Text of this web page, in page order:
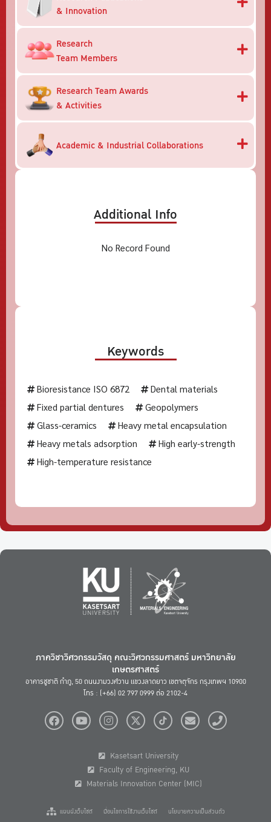
& Innovation
Research
Team Members
Research Team Awards
& Activities
Academic & Industrial Collaborations
Additional Info
No Record Found
Keywords
Bioresistance ISO 6872
Dental materials
Fixed partial dentures
Geopolymers
Glass-ceramics
Heavy metal encapsulation
Heavy metals adsorption
High early-strength
High-temperature resistance
ภาควิชาวิศวกรรมวัสดุ คณะวิศวกรรมศาสตร์ มหาวิทยาลัย
เกษตรศาสตร์
อาคารชูชาติ กำภู, 50 ถนนงามวงศ์วาน แขวงลาดยาว เขตจตุจักร กรุงเทพฯ 10900
โทร : (+66) 02 797 0999 ต่อ 2102-4
Kasetsart University
Faculty of Engineering, KU
Materials Innovation Center (MIC)
แผนผังเว็บไซต์ เงื่อนไขการใช้งานเว็บไซต์ นโยบายความเป็นส่วนตัว